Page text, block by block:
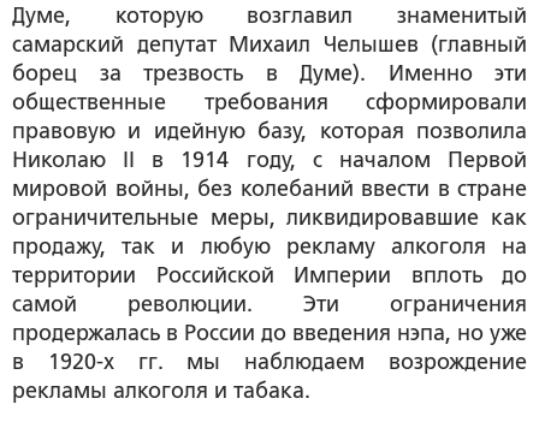
Думе, которую возглавил знаменитый
самарский депутат Михаил Челышев (главный
борец за трезвость в Думе). Именно эти
общественные требования сформировали
правовую и идейную базу, которая позволила
Николаю II в 1914 году, с началом Первой
мировой войны, без колебаний ввести в стране
ограничительные меры, ликвидировавшие как
продажу, так и любую рекламу алкоголя на
территории Российской Империи вплоть до
самой революции. Эти ограничения
продержалась в России до введения нэпа, но уже
в 1920-х гг. мы наблюдаем возрождение
рекламы алкоголя и табака.